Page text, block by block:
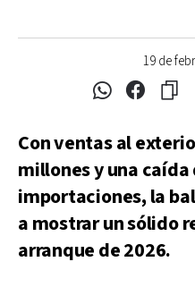
19 de
Con ventas al
millones y una caída
importaciones, la
a mostrar un sólido
arranque de 2026.